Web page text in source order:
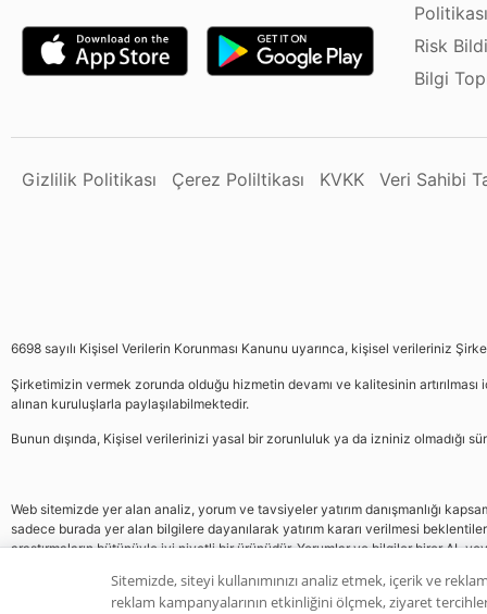
Politikası
Risk
Bilgi
Gizlilik Politikası Çerez Poliltikası KVKK Veri Sahibi
6698 sayılı Kişisel Verilerin Korunması Kanunu uyarınca, kişisel verileriniz
Şirketimizin vermek zorunda olduğu hizmetin devamı ve kalitesinin
alınan kuruluşlarla paylaşılabilmektedir.
Bunun dışında, Kişisel verilerinizi yasal bir zorunluluk ya da izniniz olmadığı
Web sitemizde yer alan analiz, yorum ve tavsiyeler yatırım danışmanlığı
sadece burada yer alan bilgilere dayanılarak yatırım kararı verilmesi
araştırmaların bütünüyle iyi niyetli bir ürünüdür. Yorumlar ve bilgiler birer AL
Sitemizde, siteyi kullanımınızı analiz etmek, içerik ve
reklam kampanyalarının etkinliğini ölçmek, ziyaret